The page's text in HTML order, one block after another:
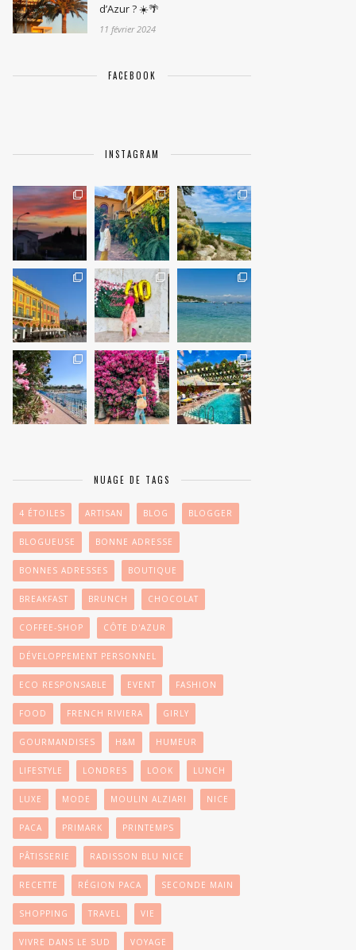
d’Azur ? ☀️🌴
11 février 2024
FACEBOOK
INSTAGRAM
NUAGE DE TAGS
4 ÉTOILES ARTISAN BLOG BLOGGER
BLOGUEUSE BONNE ADRESSE
BONNES ADRESSES BOUTIQUE
BREAKFAST BRUNCH CHOCOLAT
COFFEE-SHOP CÔTE D'AZUR
DÉVELOPPEMENT PERSONNEL
ECO RESPONSABLE EVENT FASHION
FOOD FRENCH RIVIERA GIRLY
GOURMANDISES H&M HUMEUR
LIFESTYLE LONDRES LOOK LUNCH
LUXE MODE MOULIN ALZIARI NICE
PACA PRIMARK PRINTEMPS
PÂTISSERIE RADISSON BLU NICE
RECETTE RÉGION PACA SECONDE MAIN
SHOPPING TRAVEL VIE
VIVRE DANS LE SUD VOYAGE